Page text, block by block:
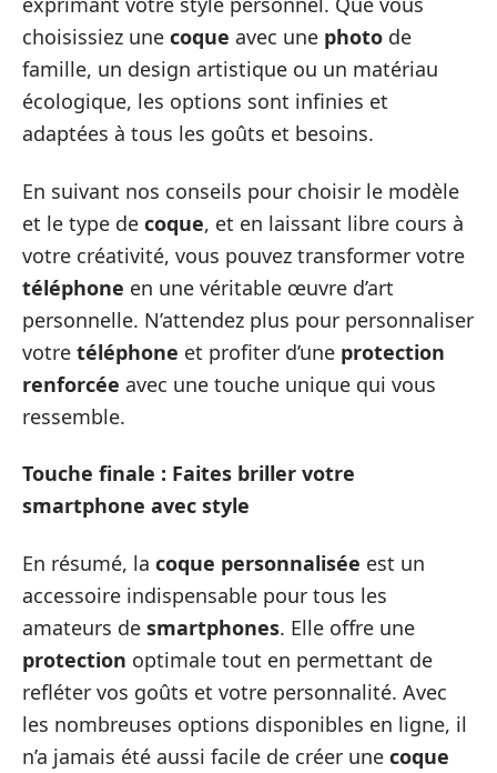
choisissiez une coque avec une photo de
famille, un design artistique ou un matériau
écologique, les options sont infinies et
adaptées à tous les goûts et besoins.
En suivant nos conseils pour choisir le modèle
et le type de coque, et en laissant libre cours à
votre créativité, vous pouvez transformer votre
téléphone en une véritable œuvre d’art
personnelle. N’attendez plus pour personnaliser
votre téléphone et profiter d’une protection
renforcée avec une touche unique qui vous
ressemble.
Touche finale : Faites briller votre
smartphone avec style
En résumé, la coque personnalisée est un
accessoire indispensable pour tous les
amateurs de smartphones. Elle offre une
protection optimale tout en permettant de
refléter vos goûts et votre personnalité. Avec
les nombreuses options disponibles en ligne, il
n’a jamais été aussi facile de créer une coque